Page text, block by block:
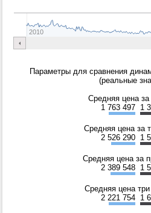
2010
Параметры для сравнения
(реальные
Средняя цена
1 763 497 1
Средняя цена за
2 526 290 1
Средняя цена за
2 389 548 1
Средняя цена три
2 221 754 1